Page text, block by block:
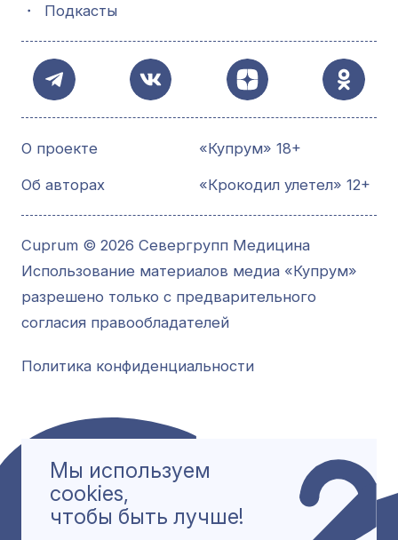
Мы используем
cookies,
чтобы быть лучше!
・ Подкасты
О проекте
Об авторах
«Купрум» 18+
«Крокодил улетел» 12+
Cuprum © 2026 Севергрупп Медицина
Использование материалов медиа «Купрум»
разрешено только с предварительного
согласия правообладателей
Политика конфиденциальности